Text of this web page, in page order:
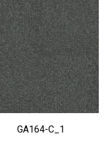
GA164-C_1